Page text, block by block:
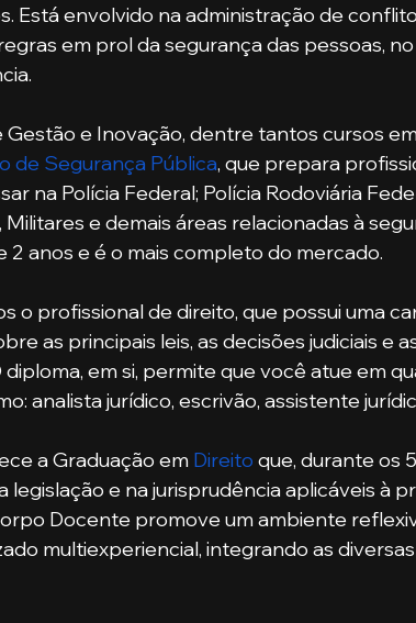
Está envolvido na administração de
em prol da segurança das pessoas,
de Segurança Pública, que prepara
na Polícia Federal; Polícia Rodoviária
Militares e demais áreas relacionadas à
2 anos e é o mais completo do mercado.
as principais leis, as decisões judiciais e
diploma, em si, permite que você atue em
analista jurídico, escrivão, assistente
a Graduação em
Direito que, durante os
legislação e na jurisprudência aplicáveis à
Docente promove um ambiente
multiexperiencial, integrando as